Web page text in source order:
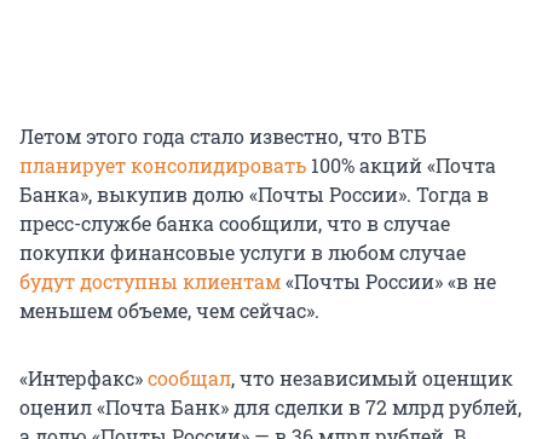
Летом этого года стало известно, что ВТБ
планирует консолидировать 100% акций «Почта
Банка», выкупив долю «Почты России». Тогда в
пресс-службе банка сообщили, что в случае
покупки финансовые услуги в любом случае
будут доступны клиентам«Почты России» «в не
меньшем объеме, чем сейчас».
«Интерфакс»сообщал, что независимый оценщик
оценил «Почта Банк» для сделки в 72 млрд рублей,